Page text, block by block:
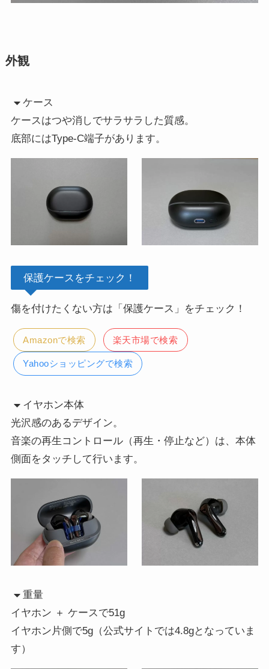
外観
ケース
ケースはつや消しでサラサラした質感。
底部にはType-C端子があります。
保護ケースをチェック！
傷を付けたくない方は「保護ケース」をチェック！
Amazonで検索 楽天市場で検索
Yahooショッピングで検索
イヤホン本体
光沢感のあるデザイン。
音楽の再生コントロール（再生・停止など）は、本体
側面をタッチして行います。
重量
イヤホン ＋ ケースで51g
イヤホン片側で5g（公式サイトでは4.8gとなっていま
す）